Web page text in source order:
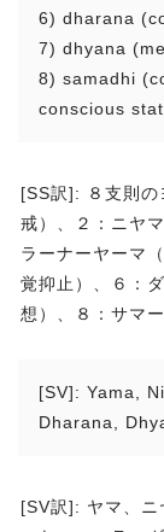
6) dharana
7) dhyana
8) samadhi
conscious
[SS訳]: ８支則の
戒）、２：ニヤ
ラーナーヤーマ
覚抑止）、６：
想）、８：サマ
[SV]: Yama,
Dharana,
[SV訳]: ヤマ、ニ